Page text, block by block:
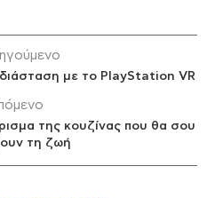
με το PlayStation VR
της κουζίνας που θα σου
τη ζωή